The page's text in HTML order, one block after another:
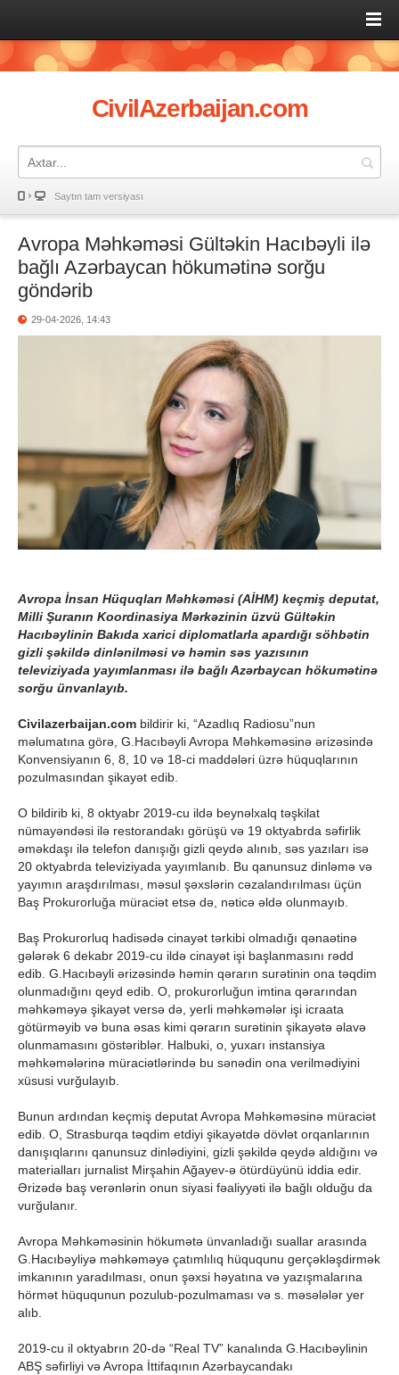
CivilAzerbaijan.com
Saytın tam versiyası
Avropa Məhkəməsi Gültəkin Hacıbəyli ilə
bağlı Azərbaycan hökumətinə sorğu
göndərib
29-04-2026, 14:43
Avropa İnsan Hüquqları Məhkəməsi (AİHM) keçmiş deputat,
Milli Şuranın Koordinasiya Mərkəzinin üzvü Gültəkin
Hacıbəylinin Bakıda xarici diplomatlarla apardığı söhbətin
gizli şəkildə dinlənilməsi və həmin səs yazısının
televiziyada yayımlanması ilə bağlı Azərbaycan hökumətinə
sorğu ünvanlayıb.
Civilazerbaijan.com bildirir ki, “Azadlıq Radiosu”nun
məlumatına görə, G.Hacıbəyli Avropa Məhkəməsinə ərizəsində
Konvensiyanın 6, 8, 10 və 18-ci maddələri üzrə hüquqlarının
pozulmasından şikayət edib.
O bildirib ki, 8 oktyabr 2019-cu ildə beynəlxalq təşkilat
nümayəndəsi ilə restorandakı görüşü və 19 oktyabrda səfirlik
əməkdaşı ilə telefon danışığı gizli qeydə alınıb, səs yazıları isə
20 oktyabrda televiziyada yayımlanıb. Bu qanunsuz dinləmə və
yayımın araşdırılması, məsul şəxslərin cəzalandırılması üçün
Baş Prokurorluğa müraciət etsə də, nəticə əldə olunmayıb.
Baş Prokurorluq hadisədə cinayət tərkibi olmadığı qənaətinə
gələrək 6 dekabr 2019-cu ildə cinayət işi başlanmasını rədd
edib. G.Hacıbəyli ərizəsində həmin qərarın surətinin ona təqdim
olunmadığını qeyd edib. O, prokurorluğun imtina qərarından
məhkəməyə şikayət versə də, yerli məhkəmələr işi icraata
götürməyib və buna əsas kimi qərarın surətinin şikayətə əlavə
olunmamasını göstəriblər. Halbuki, o, yuxarı instansiya
məhkəmələrinə müraciətlərində bu sənədin ona verilmədiyini
xüsusi vurğulayıb.
Bunun ardından keçmiş deputat Avropa Məhkəməsinə müraciət
edib. O, Strasburqa təqdim etdiyi şikayətdə dövlət orqanlarının
danışıqlarını qanunsuz dinlədiyini, gizli şəkildə qeydə aldığını və
materialları jurnalist Mirşahin Ağayev-ə ötürdüyünü iddia edir.
Ərizədə baş verənlərin onun siyasi fəaliyyəti ilə bağlı olduğu da
vurğulanır.
Avropa Məhkəməsinin hökumətə ünvanladığı suallar arasında
G.Hacıbəyliyə məhkəməyə çatımlılıq hüququnu gerçəkləşdirmək
imkanının yaradılması, onun şəxsi həyatına və yazışmalarına
hörmət hüququnun pozulub-pozulmaması və s. məsələlər yer
alıb.
2019-cu il oktyabrın 20-də “Real TV” kanalında G.Hacıbəylinin
ABŞ səfirliyi və Avropa İttifaqının Azərbaycandakı